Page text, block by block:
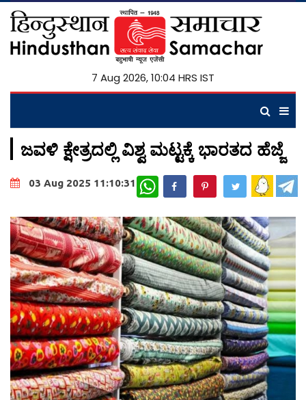
7 Aug 2026, 10:04 HRS IST
ಜವಳಿ ಕ್ಷೇತ್ರದಲ್ಲಿ ವಿಶ್ವ ಮಟ್ಟಕ್ಕೆ ಭಾರತದ ಹೆಜ್ಜೆ
03 Aug 2025 11:10:31 WhatsApp